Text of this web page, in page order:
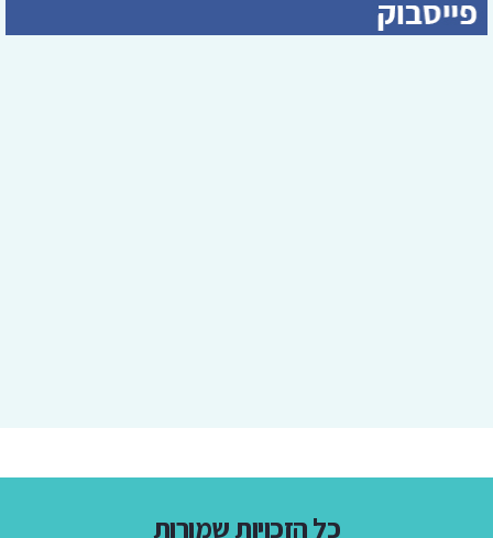
כל הזכויות שמורות